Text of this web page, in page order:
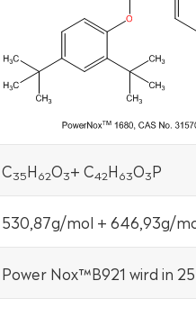
C35H62O3+ C42H63O3P
530,87g/mol + 646,93g/
Power Nox™B921 wird in